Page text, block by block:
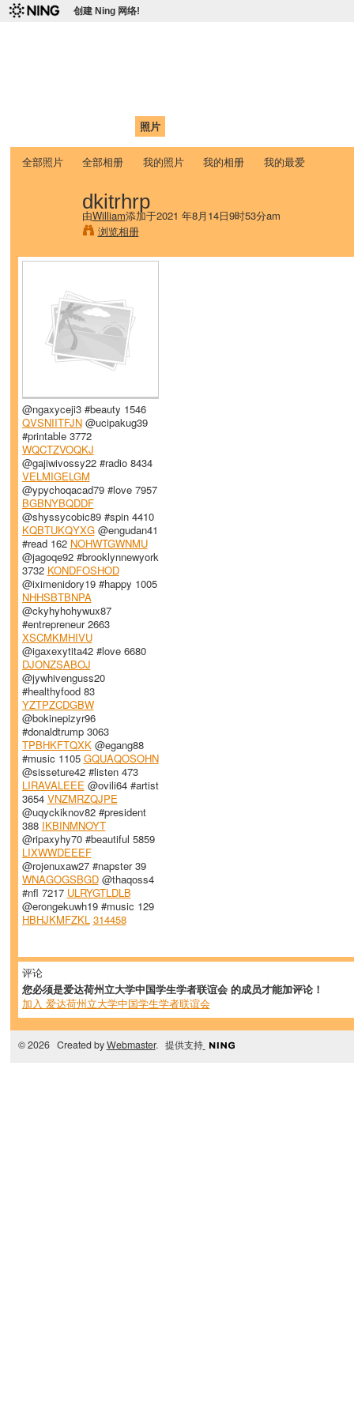
创建 Ning 网络!
照片
全部照片 全部相册 我的照片 我的相册 我的最爱
dkitrhrp
由William添加于2021 年8月14日9时53分am
浏览相册
@ngaxyceji3 #beauty 1546
QVSNIITFJN@ucipakug39
#printable 3772
WQCTZVOQKJ
@gajiwivossy22 #radio 8434
VELMIGELGM
@ypychoqacad79 #love 7957
BGBNYBQDDF
@shyssycobic89 #spin 4410
KQBTUKQYXG@engudan41
#read 162 NOHWTGWNMU
@jagoqe92 #brooklynnewyork
3732 KONDFOSHOD
@iximenidory19 #happy 1005
NHHSBTBNPA
@ckyhyhohywux87
#entrepreneur 2663
XSCMKMHIVU
@igaxexytita42 #love 6680
DJONZSABOJ
@jywhivenguss20
#healthyfood 83
YZTPZCDGBW
@bokinepizyr96
#donaldtrump 3063
TPBHKFTQXK@egang88
#music 1105 GQUAQOSOHN
@sisseture42 #listen 473
LIRAVALEEE @ovili64 #artist
3654 VNZMRZQJPE
@uqyckiknov82 #president
388 IKBINMNOYT
@ripaxyhy70 #beautiful 5859
LIXWWDEEEF
@rojenuxaw27 #napster 39
WNAGOGSBGD@thaqoss4
#nfl 7217 ULRYGTLDLB
@erongekuwh19 #music 129
HBHJKMFZKL 314458
评论
您必须是爱达荷州立大学中国学生学者联谊会 的成员才能加评论！
加入 爱达荷州立大学中国学生学者联谊会
© 2026 Created byWebmaster. 提供支持